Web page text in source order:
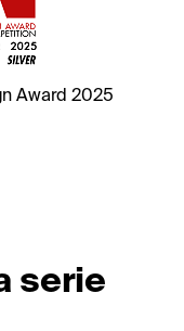
Award 2025
serie